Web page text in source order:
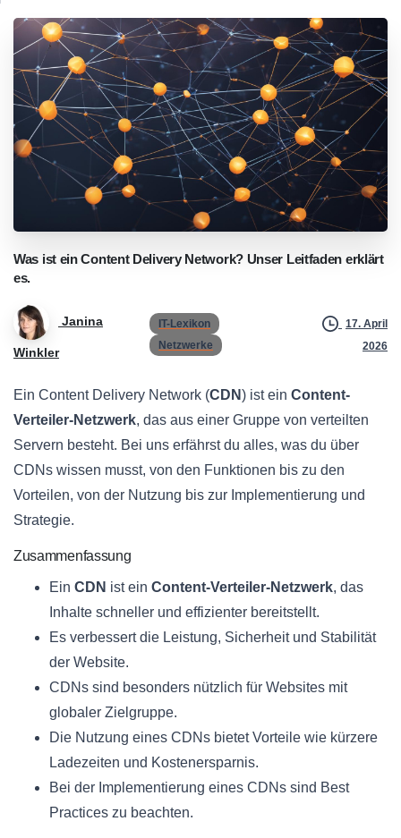
Was ist ein Content Delivery Network? Unser Leitfaden erklärt
es.
Janina
Winkler
IT-Lexikon
Netzwerke
17. April
2026
Ein Content Delivery Network (CDN) ist ein Content-
Verteiler-Netzwerk, das aus einer Gruppe von verteilten
Servern besteht. Bei uns erfährst du alles, was du über
CDNs wissen musst, von den Funktionen bis zu den
Vorteilen, von der Nutzung bis zur Implementierung und
Strategie.
Zusammenfassung
Ein CDN ist ein Content-Verteiler-Netzwerk, das
Inhalte schneller und effizienter bereitstellt.
Es verbessert die Leistung, Sicherheit und Stabilität
der Website.
CDNs sind besonders nützlich für Websites mit
globaler Zielgruppe.
Die Nutzung eines CDNs bietet Vorteile wie kürzere
Ladezeiten und Kostenersparnis.
Bei der Implementierung eines CDNs sind Best
Practices zu beachten.